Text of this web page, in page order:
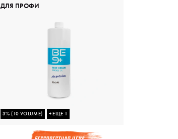
3% (10 VOLUME) + ЕЩЕ 1
ДЛЯ ПРОФИ